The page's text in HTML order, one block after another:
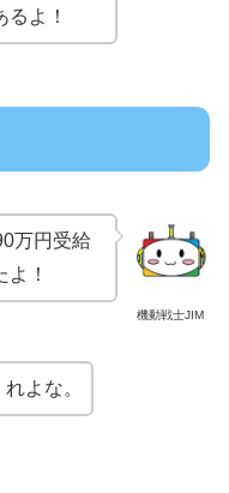
よ！
機動戦士JIM
万円受給
！
よな。